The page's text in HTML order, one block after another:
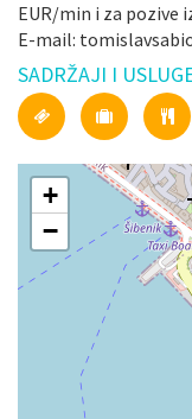
EUR/min i za pozive
E-mail:
SADRŽAJI I
+
−